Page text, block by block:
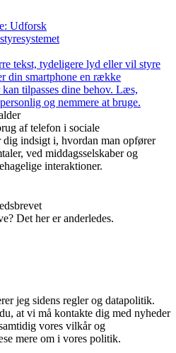
Udforsk
tekst, tydeligere lyd eller vil styre
din smartphone en række
tilpasses dine behov. Læs,
og nemmere at bruge.
af telefon i sociale
indsigt i, hvordan man opfører
ved middagsselskaber og
interaktioner.
Det her er anderledes.
jeg sidens regler og datapolitik.
at vi må kontakte dig med nyheder
vores vilkår og
mere om i vores politik.